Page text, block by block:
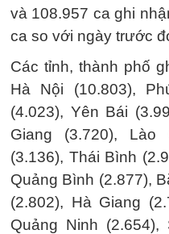
và 108.957 ca ghi
ca so với ngày trước
Các tỉnh, thành phố
Hà Nội (10.803),
(4.023), Yên Bái
Giang (3.720), Lào
(3.136), Thái Bình
Quảng Bình (2.877),
(2.802), Hà Giang
Quảng Ninh